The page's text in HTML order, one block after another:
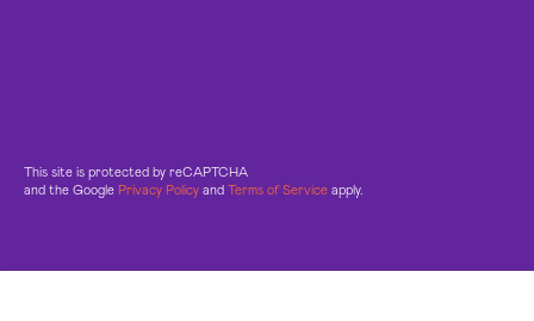
This site is protected by reCAPTCHA
and the Google Privacy Policy and Terms of Service apply.